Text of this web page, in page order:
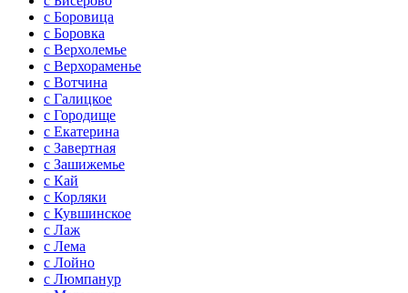
с Боровица
с Боровка
с Верхолемье
с Верхораменье
с Вотчина
с Галицкое
с Городище
с Екатерина
с Завертная
с Зашижемье
с Кай
с Корляки
с Кувшинское
с Лаж
с Лема
с Лойно
с Люмпанур